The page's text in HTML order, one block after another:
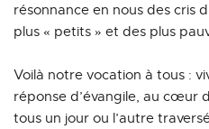
résonnance en nous des cris
plus « petits » et des plus
Voilà notre vocation à tous :
réponse d’évangile, au cœur
tous un jour ou l’autre